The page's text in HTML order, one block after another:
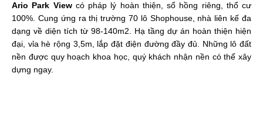
Ario Park Viewcó pháp lý hoàn thiện, sổ hồng riêng, thổ cư
100%. Cung ứng ra thị trường 70 lô Shophouse, nhà liên kế đa
dạng về diện tích từ 98-140m2. Hạ tầng dự án hoàn thiện hiện
đại, vỉa hè rộng 3,5m, lắp đặt điện đường đầy đủ. Những lô đất
nền được quy hoạch khoa học, quý khách nhận nền có thể xây
dựng ngay.